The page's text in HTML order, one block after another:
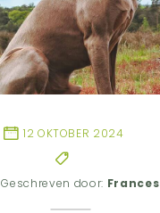
12 OKTOBER 2024
Geschreven door: Frances